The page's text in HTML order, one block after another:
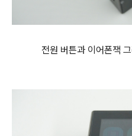
전원 버튼과 이어폰잭